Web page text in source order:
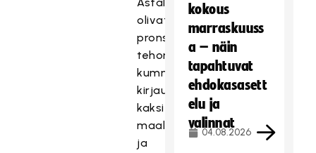
olivat
pronssimitalistien
tehomiehet
kummankin
kirjautettua
kaksi
maalia
ja
kokous
marraskuuss
a – näin
tapahtuvat
ehdokasasett
elu ja
valinnat
04.08.2026